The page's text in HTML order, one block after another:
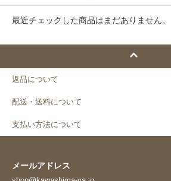
最近チェックした商品はまだありません。
返品について
配送・送料について
支払い方法について
メールアドレス